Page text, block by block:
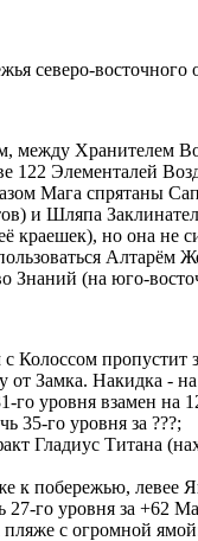
северо-восточного
между Хранителем
122 Элементалей
Мага спрятаны
и Шляпа
но она не
Алтарём
Знаний (на юго-
Колоссом
от Замка. Накидка -
го уровня взамен на
35-го уровня за ???;
Гладиус Титана
к побережью,
27-го уровня за +62
пляже с огромной